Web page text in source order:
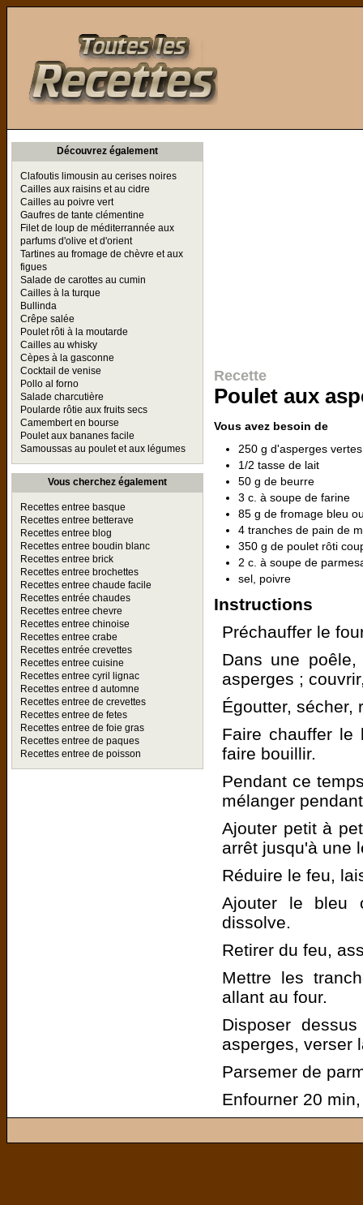
Découvrez également
Clafoutis limousin au cerises noires
Cailles aux raisins et au cidre
Cailles au poivre vert
Gaufres de tante clémentine
Filet de loup de méditerrannée aux
parfums d'olive et d'orient
Tartines au fromage de chèvre et aux
figues
Salade de carottes au cumin
Cailles à la turque
Bullinda
Crêpe salée
Poulet rôti à la moutarde
Cailles au whisky
Cèpes à la gasconne
Cocktail de venise
Pollo al forno
Salade charcutière
Poularde rôtie aux fruits secs
Camembert en bourse
Poulet aux bananes facile
Samoussas au poulet et aux légumes
Vous cherchez également
Recettes entree basque
Recettes entree betterave
Recettes entree blog
Recettes entree boudin blanc
Recettes entree brick
Recettes entree brochettes
Recettes entree chaude facile
Recettes entrée chaudes
Recettes entree chevre
Recettes entree chinoise
Recettes entree crabe
Recettes entrée crevettes
Recettes entree cuisine
Recettes entree cyril lignac
Recettes entree d automne
Recettes entree de crevettes
Recettes entree de fetes
Recettes entree de foie gras
Recettes entree de paques
Recettes entree de poisson
Recette
Poulet aux
Vous avez besoin de
250 g d'asperges
1/2 tasse de lait
50 g de beurre
3 c. à soupe de farine
85 g de fromage bleu
4 tranches de pain de
350 g de poulet rôti
2 c. à soupe de
sel, poivre
Instructions
Préchauffer le
Dans une
asperges ;
Égoutter, sécher,
Faire chauffer le
faire bouillir.
Pendant ce
mélanger
Ajouter petit à
arrêt jusqu'à une
Réduire le feu,
Ajouter le bleu
dissolve.
Retirer du feu,
Mettre les
allant au four.
Disposer
asperges, verser
Parsemer de
Enfourner 20